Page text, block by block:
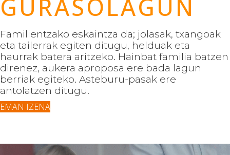
GURASOLAGUN
Familientzako eskaintza da; jolasak, txangoak
eta tailerrak egiten ditugu, helduak eta
haurrak batera aritzeko. Hainbat familia batzen
direnez, aukera aproposa ere bada lagun
berriak egiteko. Asteburu-pasak ere
antolatzen ditugu.
EMAN IZENA